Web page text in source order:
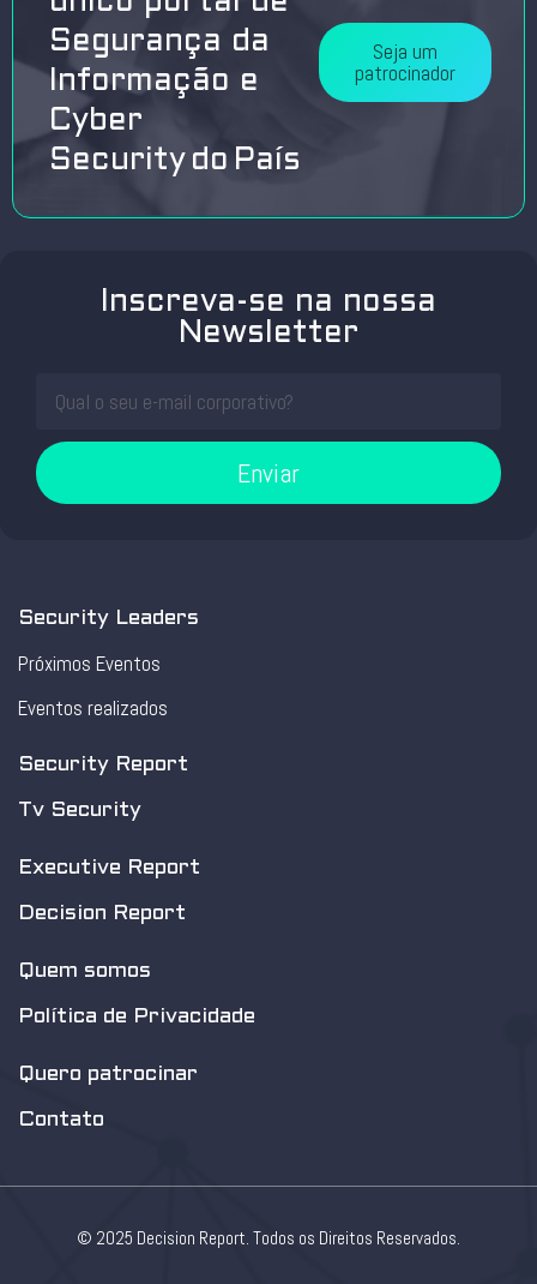
Segurança da
Informação e
Cyber
Security do País
Seja um
patrocinador
Inscreva-se na nossa
Newsletter
Enviar
Security Leaders
Próximos Eventos
Eventos realizados
Security Report
Tv Security
Executive Report
Decision Report
Quem somos
Política de Privacidade
Quero patrocinar
Contato
© 2025 Decision Report. Todos os Direitos Reservados.